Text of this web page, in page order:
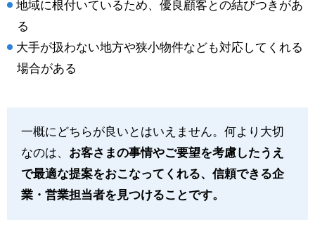
地域に根付いているため、優良顧客との結びつきがあ
る
大手が扱わない地方や狭小物件なども対応してくれる
場合がある
一概にどちらが良いとはいえません。何より大切
なのは、 お客さまの事情やご要望を考慮したうえ
で最適な提案をおこなってくれる、信頼できる企
業・営業担当者を見つけることです。